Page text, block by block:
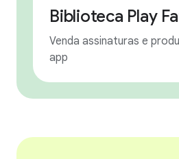
Biblioteca Play
Venda assinaturas e
app